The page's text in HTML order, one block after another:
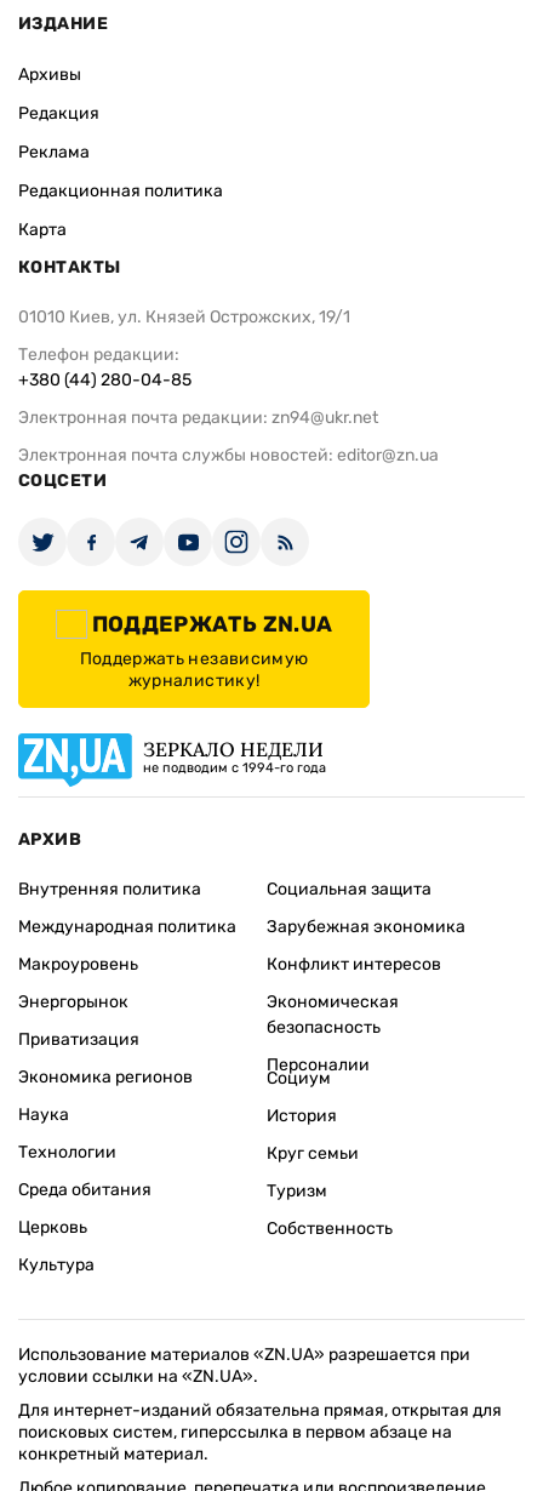
ИЗДАНИЕ
Архивы
Редакция
Реклама
Редакционная политика
Карта
КОНТАКТЫ
01010 Киев, ул. Князей Острожских, 19/1
Телефон редакции:
+380 (44) 280-04-85
Электронная почта редакции: zn94@ukr.net
Электронная почта службы новостей: editor@zn.ua
СОЦСЕТИ
ПОДДЕРЖАТЬ ZN.UA
Поддержать независимую
журналистику!
ЗЕРКАЛО НЕДЕЛИ
не подводим с 1994-го года
АРХИВ
Внутренняя политика
Международная политика
Макроуровень
Энергорынок
Приватизация
Экономика регионов
Социальная защита
Зарубежная экономика
Конфликт интересов
Экономическая
безопасность
Персоналии
Наука
Технологии
Среда обитания
Церковь
Культура
Социум
История
Круг семьи
Туризм
Собственность
Использование материалов «ZN.UA» разрешается при
условии ссылки на «ZN.UA».
Для интернет-изданий обязательна прямая, открытая для
поисковых систем, гиперссылка в первом абзаце на
конкретный материал.